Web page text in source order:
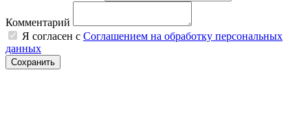
Комментарий
Я согласен с Соглашением на обработку персональных
данных